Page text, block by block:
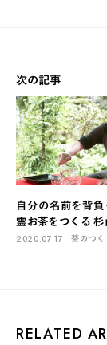
次の記事
自分の名前を背
霊お茶をつくる
2020.07.17 茶のつ
RELATED